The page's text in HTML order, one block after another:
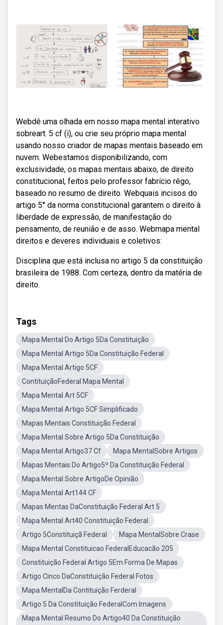
Webdê uma olhada em nosso mapa mental interativo
sobreart. 5 cf (i), ou crie seu próprio mapa mental
usando nosso criador de mapas mentais baseado em
nuvem. Webestamos disponibilizando, com
exclusividade, os mapas mentais abaixo, de direito
constitucional, feitos pelo professor fabrício rêgo,
baseado no resumo de direito. Webquais incisos do
artigo 5° da norma constitucional garantem o direito à
liberdade de expressão, de manifestação do
pensamento, de reunião e de asso. Webmapa mental
direitos e deveres individuais e coletivos:
Disciplina que está inclusa no artigo 5 da constituição
brasileira de 1988. Com certeza, dentro da matéria de
direito.
Tags
Mapa Mental Do Artigo 5Da Constituição
Mapa Mental Artigo 5Da Constituição Federal
Mapa Mental Artigo 5CF
ContituiçãoFederal Mapa Mental
Mapa Mental Art 5CF
Mapa Mental Artigo 5CF Simplificado
Mapas Mentais Constituição Federal
Mapa Mental Sobre Artigo 5Da Constituição
Mapa Mental Artigo37 Cf
Mapa MentalSobre Artigos
Mapas Mentais Do Artigo5º Da Constituição Federal
Mapa Mental Sobre ArtigoDe Opinião
Mapa Mental Art144 CF
Mapas Mentas DaConstituição Federal Art 5
Mapa Mental Art40 Constituição Federal
Artigo 5Constituiçã Federal
Mapa MentalSobre Crase
Mapa Mental Constituicao FederalEducacão 205
Constituição Federal Artigo 5Em Forma De Mapas
Artigo Cinco DaConstituição Federal Fotos
Mapa MentalDa Contituição Ferderal
Artigo 5 Da Constituição FederalCom Imagens
Mapa Mental Resumo Do Artigo40 Da Constituição